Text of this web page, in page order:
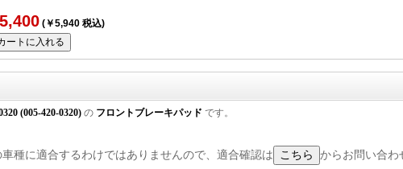
(￥5,940 税込)
(005-420-0320)の フロントブレーキパッド です。
種に適合するわけではありませんので、適合確認は からお問い合わ